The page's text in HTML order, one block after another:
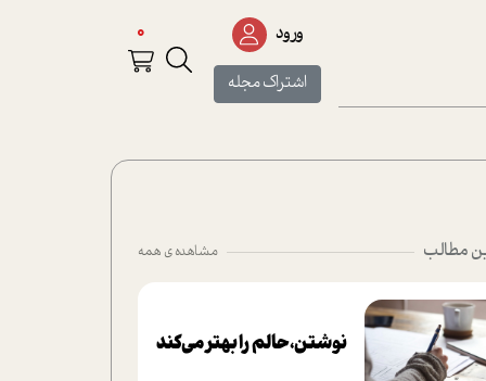
ورود
اشتراک مجله
0
مطالب مشاهده ی همه
نوشتن، حالم را بهتر می‌کند